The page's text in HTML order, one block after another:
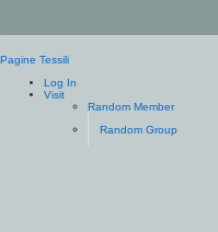
Pagine Tessili
Log In
Visit
Random Member
Random Group